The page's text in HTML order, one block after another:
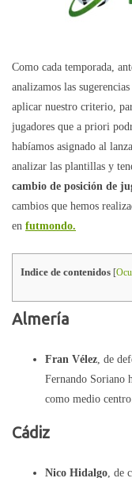
Como cada temporada,
analizamos las
aplicar nuestro criterio,
jugadores que a priori
habíamos asignado al
analizar las plantillas y
cambio de posición de
cambios que hemos
en futmondo.
Indice de contenidos [
Almería
Fran Vélez, de
Fernando Soriano
como medio
Cádiz
Nico Hidalgo, de